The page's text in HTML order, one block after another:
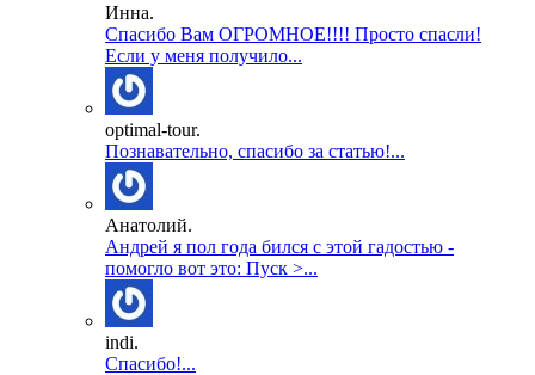
Инна.
Спасибо Вам ОГРОМНОЕ!!!! Просто спасли!
Если у меня получило...
optimal-tour.
Познавательно, спасибо за статью!...
Анатолий.
Андрей я пол года бился с этой гадостью -
помогло вот это: Пуск >...
indi.
Спасибо!...